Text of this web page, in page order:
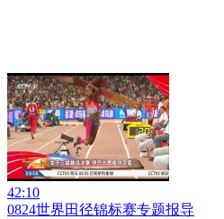
42:10
0824世界田径锦标赛专题报导